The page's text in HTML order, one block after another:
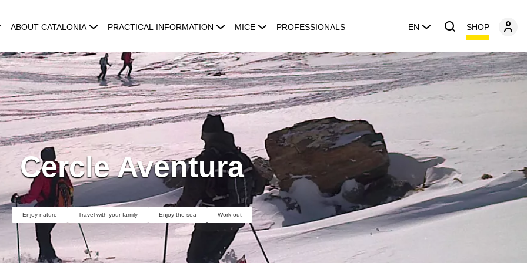
ABOUT CATALONIA PRACTICAL INFORMATION MICE PROFESSIONALS EN SHOP
Cercle Aventura
Enjoy nature Travel with your family Enjoy the sea Work out